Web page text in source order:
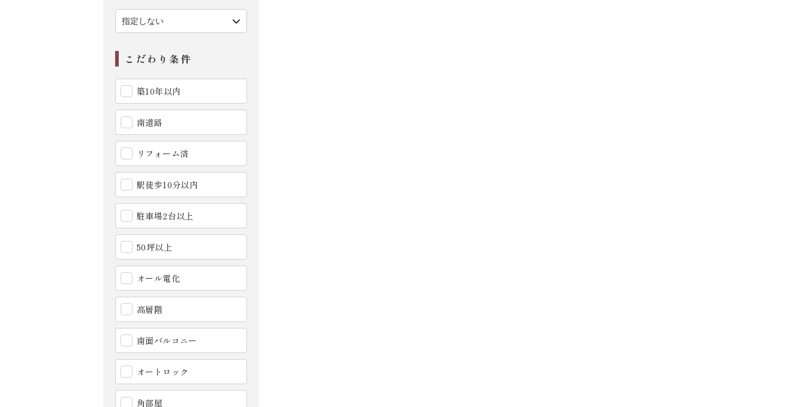
こだわり条件
築10年以内
南道路
リフォーム済
駅徒歩10分以内
駐車場2台以上
50坪以上
オール電化
高層階
南面バルコニー
オートロック
角部屋